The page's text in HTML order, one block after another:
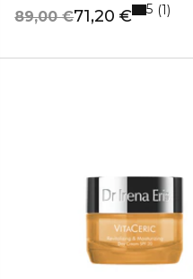
71,20 €
89,00 € 5 1